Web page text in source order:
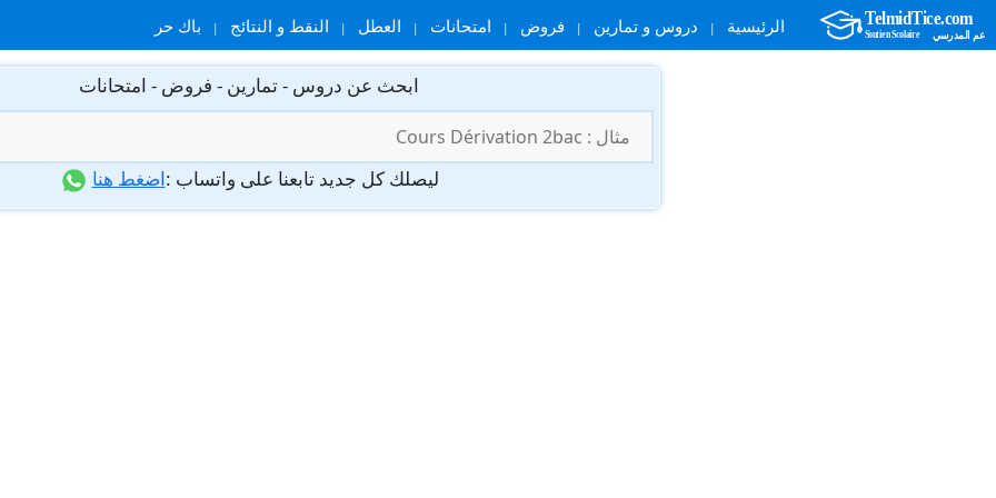
الرئيسية دروس و تمارين فروض امتحانات العطل النقط و النتائج باك حر
ابحث عن دروس - تمارين - فروض - امتحانات
عن:
ليصلك كل جديد تابعنا على واتساب :اضغط هنا